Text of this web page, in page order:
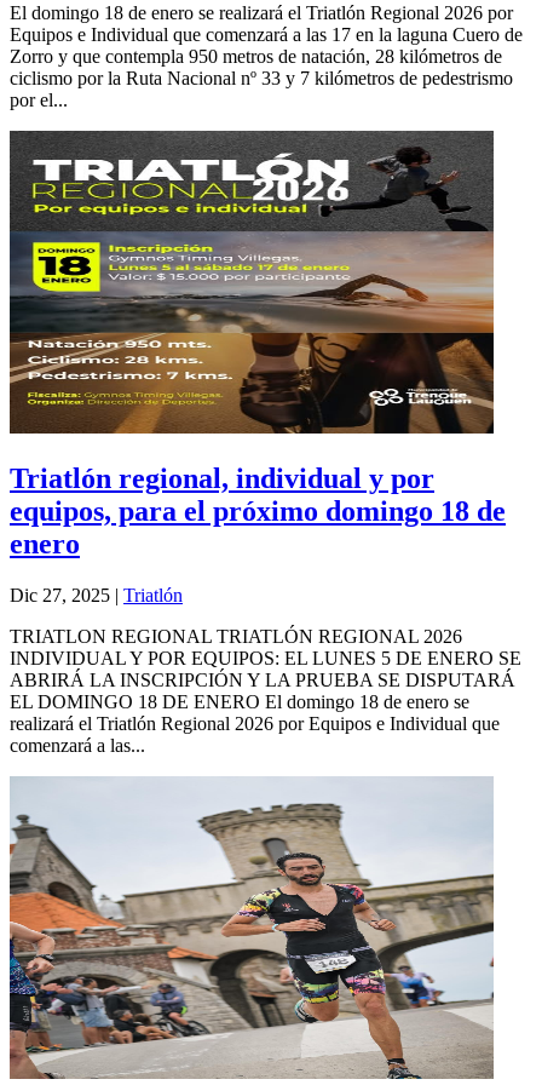
El domingo 18 de enero se realizará el Triatlón Regional 2026 por
Equipos e Individual que comenzará a las 17 en la laguna Cuero de
Zorro y que contempla 950 metros de natación, 28 kilómetros de
ciclismo por la Ruta Nacional nº 33 y 7 kilómetros de pedestrismo
por el...
Triatlón regional, individual y por
equipos, para el próximo domingo 18 de
enero
Dic 27, 2025 | Triatlón
TRIATLON REGIONAL TRIATLÓN REGIONAL 2026
INDIVIDUAL Y POR EQUIPOS: EL LUNES 5 DE ENERO SE
ABRIRÁ LA INSCRIPCIÓN Y LA PRUEBA SE DISPUTARÁ
EL DOMINGO 18 DE ENERO El domingo 18 de enero se
realizará el Triatlón Regional 2026 por Equipos e Individual que
comenzará a las...